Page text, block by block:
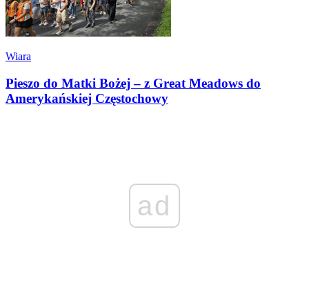
Wiara
Pieszo do Matki Bożej – z Great Meadows do
Amerykańskiej Częstochowy
ad